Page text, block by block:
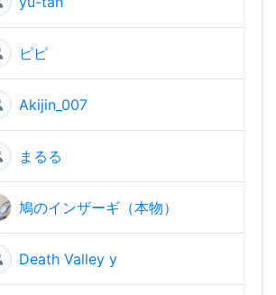
ピピ
Akijin_007
まるる
鳩のインザーギ（本物）
Death Valley y